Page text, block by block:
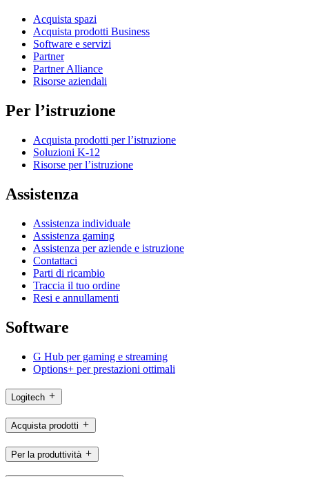
Acquista spazi
Acquista prodotti Business
Software e servizi
Partner
Partner Alliance
Risorse aziendali
Per l’istruzione
Acquista prodotti per l’istruzione
Soluzioni K-12
Risorse per l’istruzione
Assistenza
Assistenza individuale
Assistenza gaming
Assistenza per aziende e istruzione
Contattaci
Parti di ricambio
Traccia il tuo ordine
Resi e annullamenti
Software
G Hub per gaming e streaming
Options+ per prestazioni ottimali
Logitech
Acquista prodotti
Per la produttività